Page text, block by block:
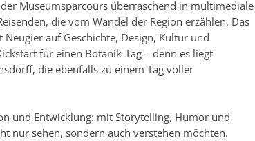
Museumsparcours überraschend in multimediale
die vom Wandel der Region erzählen. Das
auf Geschichte, Design, Kultur und
für einen Botanik-Tag – denn es liegt
die ebenfalls zu einem Tag voller
und Entwicklung: mit Storytelling, Humor und
nur sehen, sondern auch verstehen möchten.